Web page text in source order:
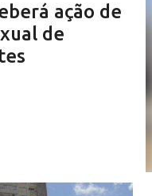
ação de
de